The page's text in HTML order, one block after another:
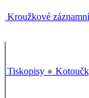
Kroužkové
Tiskopisy ●